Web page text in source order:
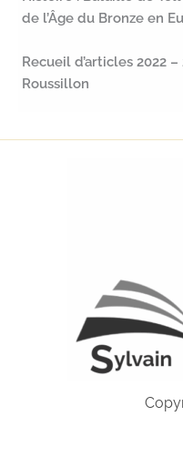
de l’Âge du Bronze en
Recueil d’articles 2022
Roussillon